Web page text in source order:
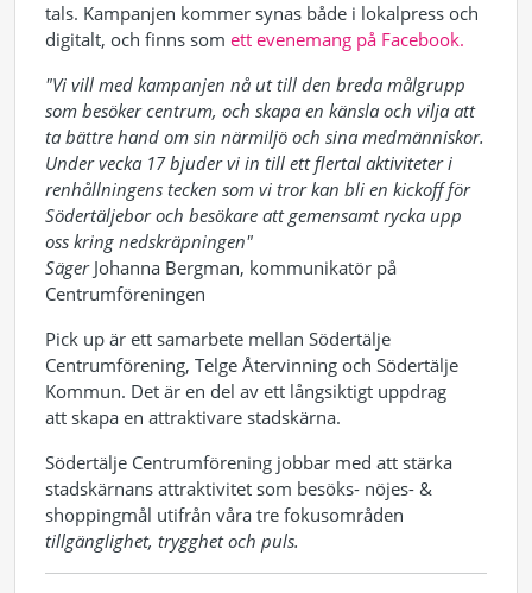
tals. Kampanjen kommer synas både i lokalpress och
digitalt, och finns som ett evenemang på Facebook.
"Vi vill med kampanjen nå ut till den breda målgrupp
som besöker centrum, och skapa en känsla och vilja att
ta bättre hand om sin närmiljö och sina medmänniskor.
Under vecka 17 bjuder vi in till ett flertal aktiviteter i
renhållningens tecken som vi tror kan bli en kickoff för
Södertäljebor och besökare att gemensamt rycka upp
oss kring nedskräpningen"
Säger Johanna Bergman, kommunikatör på
Centrumföreningen
Pick up är ett samarbete mellan Södertälje
Centrumförening, Telge Återvinning och Södertälje
Kommun. Det är en del av ett långsiktigt uppdrag
att skapa en attraktivare stadskärna.
Södertälje Centrumförening jobbar med att stärka
stadskärnans attraktivitet som besöks- nöjes- &
shoppingmål utifrån våra tre fokusområden
tillgänglighet, trygghet och puls.